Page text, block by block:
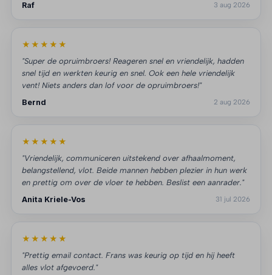
Raf
3 aug 2026
★★★★★
"Super de opruimbroers! Reageren snel en vriendelijk, hadden
snel tijd en werkten keurig en snel. Ook een hele vriendelijk
vent! Niets anders dan lof voor de opruimbroers!"
Bernd
2 aug 2026
★★★★★
"Vriendelijk, communiceren uitstekend over afhaalmoment,
belangstellend, vlot. Beide mannen hebben plezier in hun werk
en prettig om over de vloer te hebben. Beslist een aanrader."
Anita Kriele-Vos
31 jul 2026
★★★★★
"Prettig email contact. Frans was keurig op tijd en hij heeft
alles vlot afgevoerd."